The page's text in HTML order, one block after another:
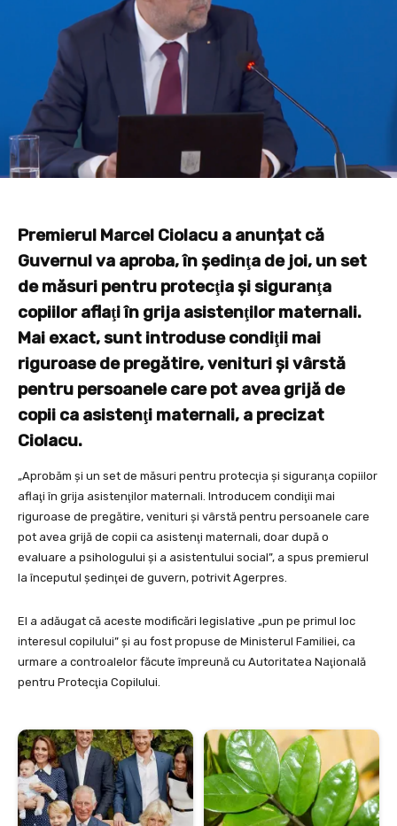
Premierul Marcel Ciolacu a anunțat că
Guvernul va aproba, în şedinţa de joi, un set
de măsuri pentru protecţia şi siguranţa
copiilor aflaţi în grija asistenţilor maternali.
Mai exact, sunt introduse condiţii mai
riguroase de pregătire, venituri şi vârstă
pentru persoanele care pot avea grijă de
copii ca asistenţi maternali, a precizat
Ciolacu.
„Aprobăm şi un set de măsuri pentru protecţia şi siguranţa copiilor
aflaţi în grija asistenţilor maternali. Introducem condiţii mai
riguroase de pregătire, venituri şi vârstă pentru persoanele care
pot avea grijă de copii ca asistenţi maternali, doar după o
evaluare a psihologului şi a asistentului social”, a spus premierul
la începutul şedinţei de guvern, potrivit Agerpres.
El a adăugat că aceste modificări legislative „pun pe primul loc
interesul copilului” şi au fost propuse de Ministerul Familiei, ca
urmare a controalelor făcute împreună cu Autoritatea Naţională
pentru Protecţia Copilului.